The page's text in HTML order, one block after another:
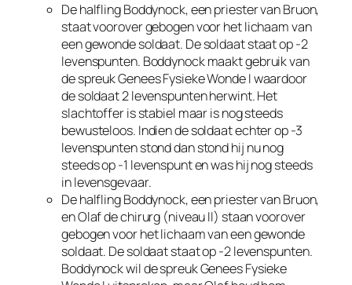
De halfling Boddynock, een priester van Bruon,
staat voorover gebogen voor het lichaam van
een gewonde soldaat. De soldaat staat op -2
levenspunten. Boddynock maakt gebruik van
de spreuk Genees Fysieke Wonde I waardoor
de soldaat 2 levenspunten herwint. Het
slachtoffer is stabiel maar is nog steeds
bewusteloos. Indien de soldaat echter op -3
levenspunten stond dan stond hij nu nog
steeds op -1 levenspunt en was hij nog steeds
in levensgevaar.
De halfling Boddynock, een priester van Bruon,
en Olaf de chirurg (niveau II) staan voorover
gebogen voor het lichaam van een gewonde
soldaat. De soldaat staat op -2 levenspunten.
Boddynock wil de spreuk Genees Fysieke